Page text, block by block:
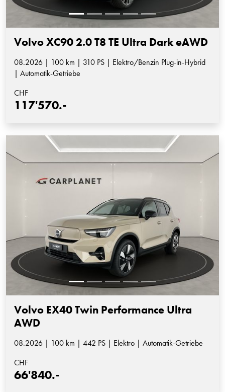
Volvo XC90 2.0 T8 TE Ultra Dark eAWD
08.2026 | 100 km | 310 PS | Elektro/Benzin Plug-in-Hybrid
| Automatik-Getriebe
CHF
117'570.-
Volvo EX40 Twin Performance Ultra
AWD
08.2026 | 100 km | 442 PS | Elektro | Automatik-Getriebe
CHF
66'840.-